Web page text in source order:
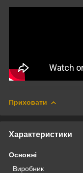
Приховати
Характеристики
Основні
Виробник